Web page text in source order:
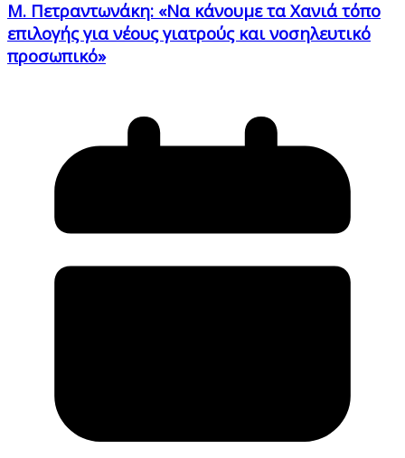
Μ. Πετραντωνάκη: «Να κάνουμε τα Χανιά τόπο
επιλογής για νέους γιατρούς και νοσηλευτικό
προσωπικό»